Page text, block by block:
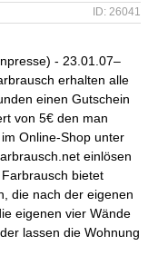
ID: 26041
- 23.01.07–
erhalten alle
einen Gutschein
von 5€ den man
Online-Shop unter
einlösen
bietet
die nach der eigenen
eigenen vier Wände
lassen die Wohnung